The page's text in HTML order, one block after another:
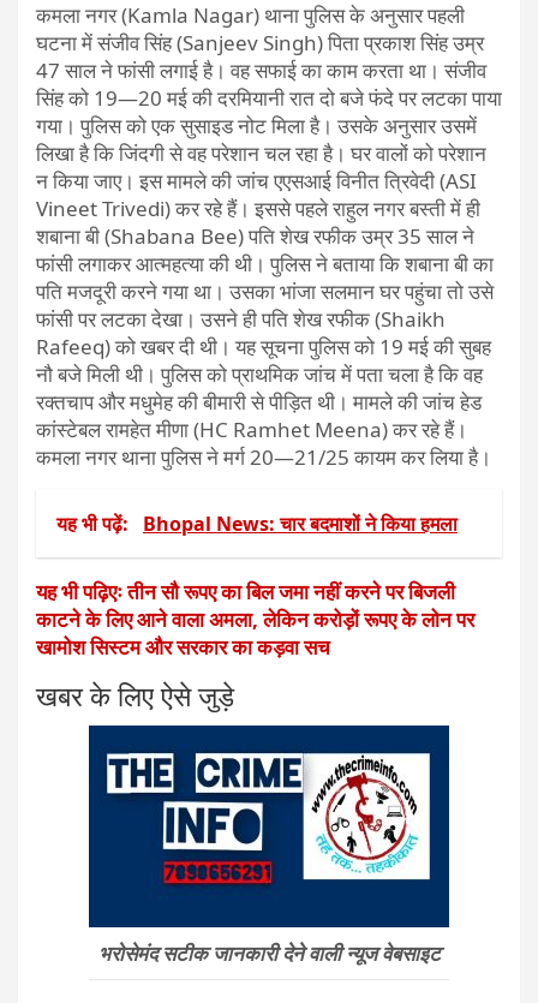
कमला नगर (Kamla Nagar) थाना पुलिस के अनुसार पहली
घटना में संजीव सिंह (Sanjeev Singh) पिता प्रकाश सिंह उम्र
47 साल ने फांसी लगाई है। वह सफाई का काम करता था। संजीव
सिंह को 19—20 मई की दरमियानी रात दो बजे फंदे पर लटका पाया
गया। पुलिस को एक सुसाइड नोट मिला है। उसके अनुसार उसमें
लिखा है कि जिंदगी से वह परेशान चल रहा है। घर वालों को परेशान
न किया जाए। इस मामले की जांच एएसआई विनीत त्रिवेदी (ASI
Vineet Trivedi) कर रहे हैं। इससे पहले राहुल नगर बस्ती में ही
शबाना बी (Shabana Bee) पति शेख रफीक उम्र 35 साल ने
फांसी लगाकर आत्महत्या की थी। पुलिस ने बताया कि शबाना बी का
पति मजदूरी करने गया था। उसका भांजा सलमान घर पहुंचा तो उसे
फांसी पर लटका देखा। उसने ही पति शेख रफीक (Shaikh
Rafeeq) को खबर दी थी। यह सूचना पुलिस को 19 मई की सुबह
नौ बजे मिली थी। पुलिस को प्राथमिक जांच में पता चला है कि वह
रक्तचाप और मधुमेह की बीमारी से पीड़ित थी। मामले की जांच हेड
कांस्टेबल रामहेत मीणा (HC Ramhet Meena) कर रहे हैं।
कमला नगर थाना पुलिस ने मर्ग 20—21/25 कायम कर लिया है।
यह भी पढ़ें: Bhopal News: चार बदमाशों ने किया हमला
यह भी पढ़िएः तीन सौ रूपए का बिल जमा नहीं करने पर बिजली
काटने के लिए आने वाला अमला, लेकिन करोड़ों रूपए के लोन पर
खामोश सिस्टम और सरकार का कड़वा सच
खबर के लिए ऐसे जुड़े
भरोसेमंद सटीक जानकारी देने वाली न्यूज वेबसाइट